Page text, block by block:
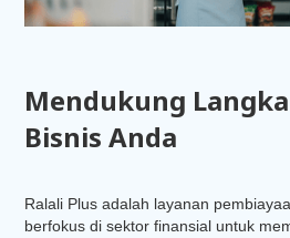
Mendukung
Bisnis Anda
Ralali Plus adalah layanan
berfokus di sektor finansial untuk